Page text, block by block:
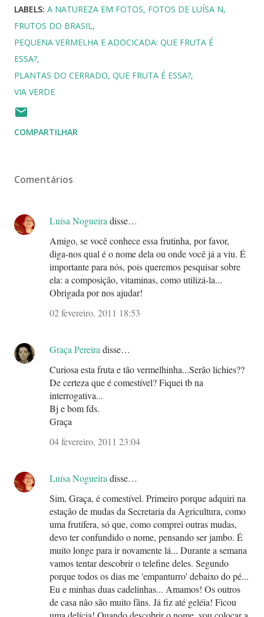
LABELS: A NATUREZA EM FOTOS FOTOS DE LUÍSA N
FRUTOS DO BRASIL
PEQUENA VERMELHA E ADOCICADA: QUE FRUTA É
ESSA?
PLANTAS DO CERRADO QUE FRUTA É ESSA?
VIA VERDE
COMPARTILHAR
Comentários
Luísa Nogueiradisse…
Amigo, se você conhece essa frutinha, por favor,
diga-nos qual é o nome dela ou onde você já a viu. É
importante para nós, pois queremos pesquisar sobre
ela: a composição, vitaminas, como utilizá-la...
Obrigada por nos ajudar!
02 fevereiro, 2011 18:53
Graça Pereiradisse…
Curiosa esta fruta e tão vermelhinha...Serão lichies??
De certeza que é comestível? Fiquei tb na
interrogativa...
Bj e bom fds.
Graça
04 fevereiro, 2011 23:04
Luísa Nogueiradisse…
Sim, Graça, é comestível. Primeiro porque adquiri na
estação de mudas da Secretaria da Agricultura, como
uma frutífera, só que, como comprei outras mudas,
devo ter confundido o nome, pensando ser jambo. É
muito longe para ir novamente lá... Durante a semana
vamos tentar descobrir o telefine deles. Segundo
porque todos os dias me 'empanturro' debaixo do pé...
Eu e minhas duas cadelinhas... Amamos! Os outros
de casa não são muito fãns. Já fiz até geléia! Ficou